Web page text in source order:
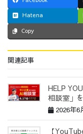
Hatena
Copy
関連記事
HELP
相談室」
2026年6
【